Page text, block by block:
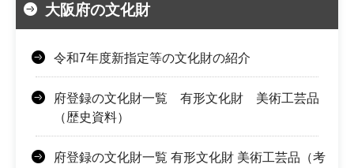
大阪府の文化財
令和7年度新指定等の文化財の紹介
府登録の文化財一覧 有形文化財 美術工芸品
（歴史資料）
府登録の文化財一覧 有形文化財 美術工芸品（考